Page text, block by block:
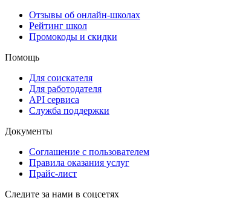
Отзывы об онлайн-школах
Рейтинг школ
Промокоды и скидки
Помощь
Для соискателя
Для работодателя
API сервиса
Служба поддержки
Документы
Соглашение с пользователем
Правила оказания услуг
Прайс-лист
Следите за нами в соцсетях